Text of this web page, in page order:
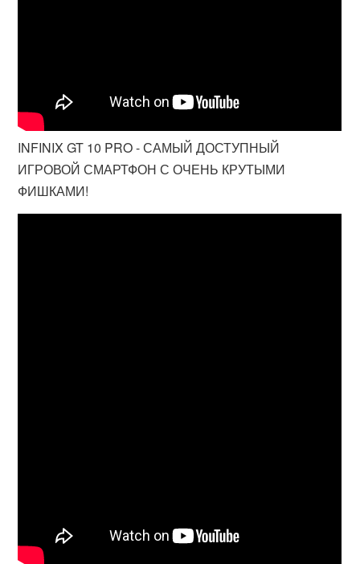
INFINIX GT 10 PRO - САМЫЙ ДОСТУПНЫЙ
ИГРОВОЙ СМАРТФОН С ОЧЕНЬ КРУТЫМИ
ФИШКАМИ!